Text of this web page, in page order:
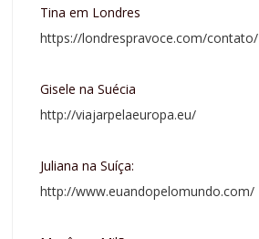
Tina em Londres
https://londrespravoce.com/contato/
Gisele na Suécia
http://viajarpelaeuropa.eu/
Juliana na Suíça:
http://www.euandopelomundo.com/